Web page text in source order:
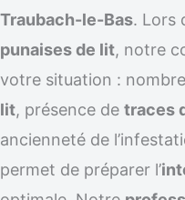
Traubach-le-Bas. Lors
punaises de lit, notre
votre situation :
lit, présence de traces
ancienneté de
permet de préparer l’